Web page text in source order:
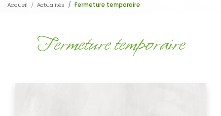
Accueil Actualités Fermeture temporaire
Fermeture temporaire